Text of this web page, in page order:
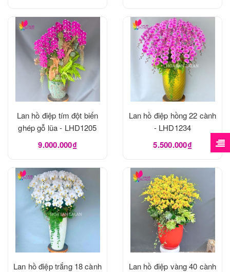
Lan hồ điệp tím đột biến
ghép gỗ lũa - LHD1205
9.000.000₫
Lan hồ điệp hồng 22 cành
- LHD1234
5.500.000₫
Lan hồ điệp trắng 18 cành
Lan hồ điệp vàng 40 cành